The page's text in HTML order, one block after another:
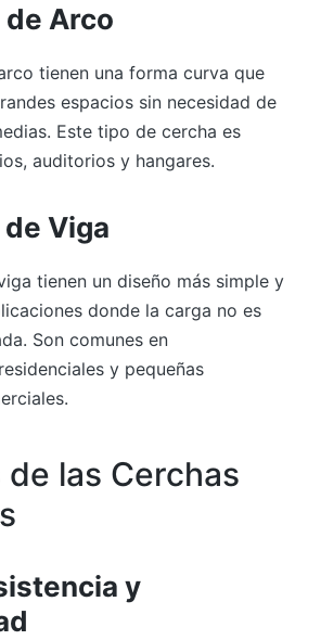
Arco
tienen una forma curva que
espacios sin necesidad de
Este tipo de cercha es
auditorios y hangares.
Viga
tienen un diseño más simple y
donde la carga no es
Son comunes en
y pequeñas
de las Cerchas
y